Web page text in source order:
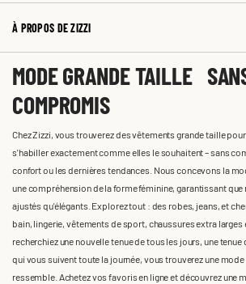
À PROPOS DE ZIZZI
MODE GRANDE TAILLE
COMPROMIS
Chez Zizzi, vous trouverez des vêtements grande taille
s'habiller exactement comme elles le souhaitent – sans
confort ou les dernières tendances. Nous concevons la
une compréhension de la forme féminine, garantissant
ajustés qu'élégants. Explorez tout : des robes, jeans, et
bain, lingerie, vêtements de sport, chaussures extra larges
recherchiez une nouvelle tenue de tous les jours, une
qui vous suivent toute la journée, vous trouverez une
ressemble. Achetez vos favoris en ligne et découvrez une